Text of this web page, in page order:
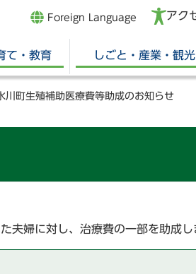
Foreign Language アク
て・教育 しごと・産業・観光
川町生殖補助医療費等助成のお知らせ
夫婦に対し、治療費の一部を助成し